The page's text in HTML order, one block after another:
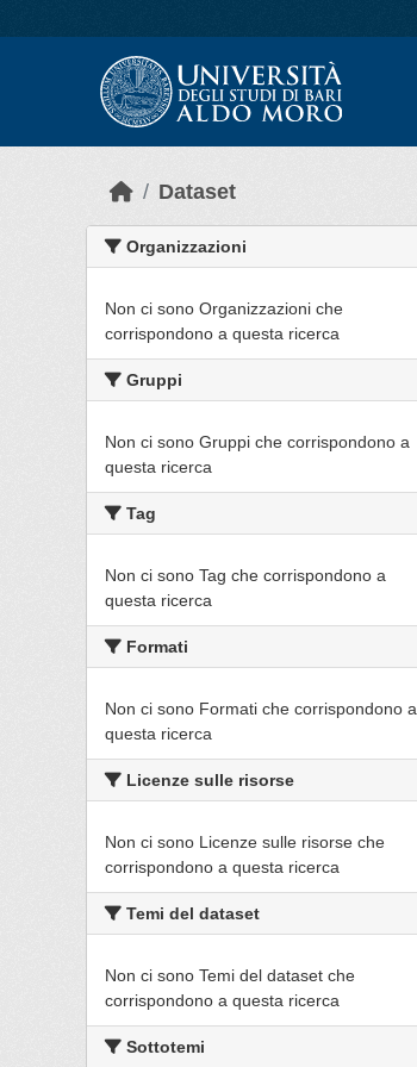
Dataset
Organizzazioni
Non ci sono Organizzazioni che
corrispondono a questa ricerca
Gruppi
Non ci sono Gruppi che corrispondono a
questa ricerca
Tag
Non ci sono Tag che corrispondono a
questa ricerca
Formati
Non ci sono Formati che corrispondono a
questa ricerca
Licenze sulle risorse
Non ci sono Licenze sulle risorse che
corrispondono a questa ricerca
Temi del dataset
Non ci sono Temi del dataset che
corrispondono a questa ricerca
Sottotemi